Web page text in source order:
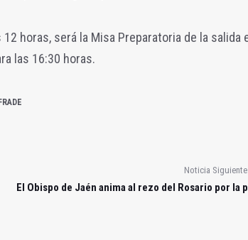
horas, será la Misa Preparatoria de la salida
las 16:30 horas.
Noticia Siguiente
El Obispo de Jaén anima al rezo del Rosario por la